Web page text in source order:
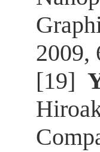
2009,
[19]